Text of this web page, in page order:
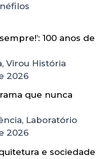
100 anos de
Virou História
2026
que nunca
Laboratório
2026
e sociedade